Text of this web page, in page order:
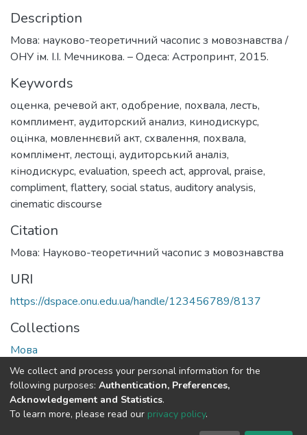
Description
Мова: науково-теоретичний часопис з мовознавства /
ОНУ ім. І.І. Мечникова. – Одеса: Астропринт, 2015.
Keywords
оценка, речевой акт, одобрение, похвала, лесть,
комплимент, аудиторский анализ, кинодискурс,
оцінка, мовленнєвий акт, схвалення, похвала,
комплімент, лестощі, аудиторський аналіз,
кінодискурс, evaluation, speech act, approval, praise,
compliment, flattery, social status, auditory analysis,
cinematic discourse
Citation
Мова: Науково-теоретичний часопис з мовознавства
URI
https://dspace.onu.edu.ua/handle/123456789/8137
Collections
Мова
Full item page
DSpace software copyright © 2009-2026
We collect and process your personal information for the
following purposes: Authentication, Preferences,
Acknowledgement and Statistics.
To learn more, please read our privacy policy.